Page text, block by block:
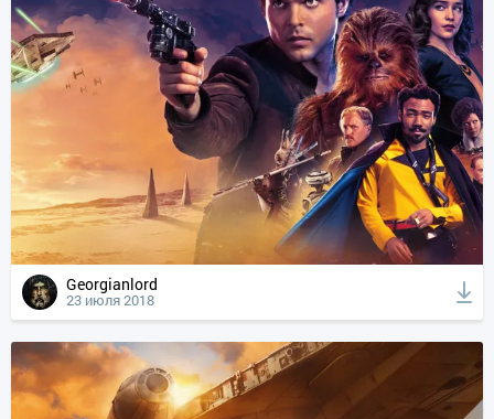
Georgianlord
23 июля 2018